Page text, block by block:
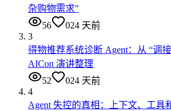
杂购物需求”
56
024 天前
3
得物推荐系统诊断 Agent：从 “调接
AICon 演讲整理
52
024 天前
4
Agent 失控的真相：上下文、工具